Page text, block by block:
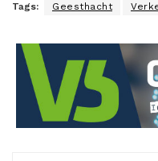
Tags: Geesthacht